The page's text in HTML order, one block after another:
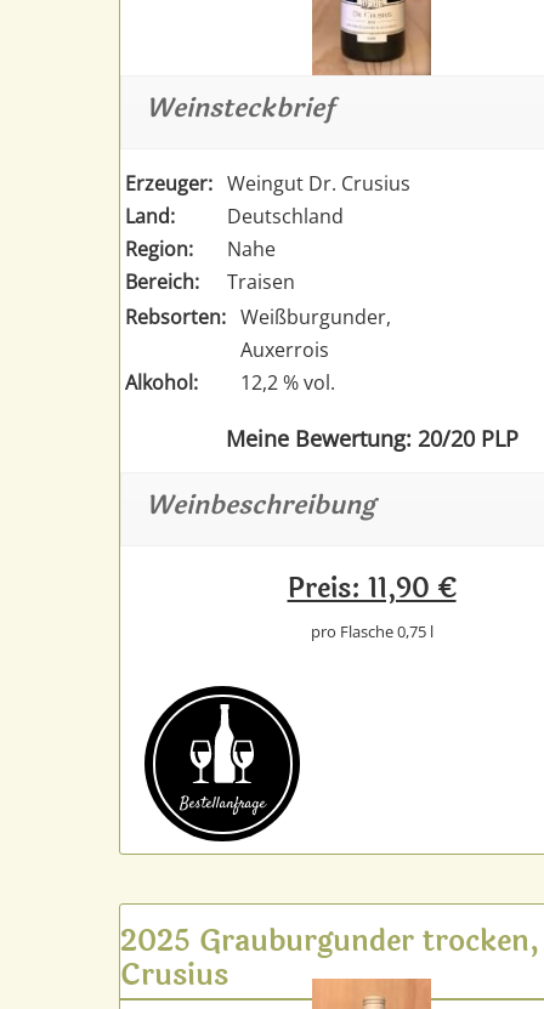
Weinsteckbrief
Erzeuger: Weingut Dr. Crusius
Land:
Deutschland
Region:
Nahe
Bereich:
Traisen
Rebsorten: Weißburgunder,
Auxerrois
Alkohol:
12,2 % vol.
Meine Bewertung: 20/20 PLP
Weinbeschreibung
Preis: 11,90 €
pro Flasche 0,75 l
Bestell­anfrage
2025 Grauburgunder
Crusius